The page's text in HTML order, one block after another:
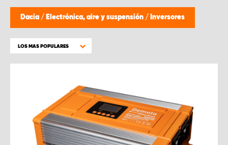
Dacia / Electrónica, aire y suspensión / Inversores
LOS MAS POPULARES